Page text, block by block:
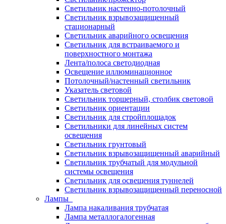
Светильник настенно-потолочный
Светильник взрывозащищенный
стационарный
Светильник аварийного освещения
Светильник для встраиваемого и
поверхностного монтажа
Лента/полоса светодиодная
Освещение иллюминационное
Потолочный/настенный светильник
Указатель световой
Светильник торшерный, столбик световой
Светильник ориентации
Светильник для стройплощадок
Светильники для линейных систем
освещения
Светильник грунтовый
Светильник взрывозащищенный аварийный
Светильник трубчатый для модульной
системы освещения
Светильник для освещения туннелей
Светильник взрывозащищенный переносной
Лампы
Лампа накаливания трубчатая
Лампа металлогалогенная